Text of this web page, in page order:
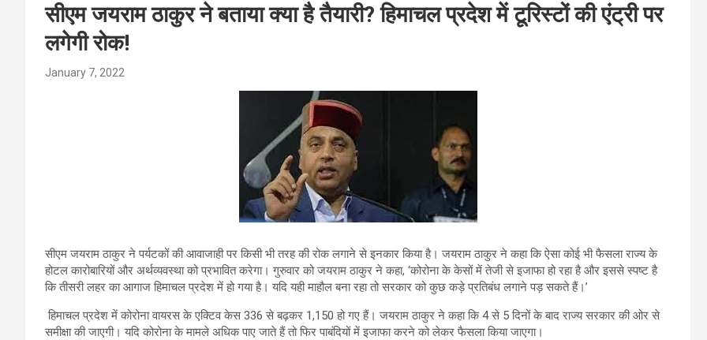
सीएम जयराम ठाकुर ने बताया क्या है तैयारी? हिमाचल प्रदेश में टूरिस्टों की एंट्री पर
लगेगी रोक!
January 7, 2022
सीएम जयराम ठाकुर ने पर्यटकों की आवाजाही पर किसी भी तरह की रोक लगाने से इनकार किया है। जयराम ठाकुर ने कहा कि ऐसा कोई भी फैसला राज्य के
होटल कारोबारियों और अर्थव्यवस्था को प्रभावित करेगा। गुरुवार को जयराम ठाकुर ने कहा, ‘कोरोना के केसों में तेजी से इजाफा हो रहा है और इससे स्पष्ट है
कि तीसरी लहर का आगाज हिमाचल प्रदेश में हो गया है। यदि यही माहौल बना रहा तो सरकार को कुछ कड़े प्रतिबंध लगाने पड़ सकते हैं।’
हिमाचल प्रदेश में कोरोना वायरस के एक्टिव केस 336 से बढ़कर 1,150 हो गए हैं। जयराम ठाकुर ने कहा कि 4 से 5 दिनों के बाद राज्य सरकार की ओर से
समीक्षा की जाएगी। यदि कोरोना के मामले अधिक पाए जाते हैं तो फिर पाबंदियों में इजाफा करने को लेकर फैसला किया जाएगा।